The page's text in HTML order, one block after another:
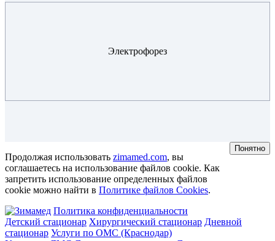
Электрофорез
Продолжая использовать zimamed.com, вы
соглашаетесь на использование файлов cookie. Как
запретить использование определенных файлов
cookie можно найти в Политике файлов Cookies.
Понятно
Политика конфиденциальности
Детский стационар Хирургический стационар Дневной
стационар Услуги по ОМС (Краснодар)